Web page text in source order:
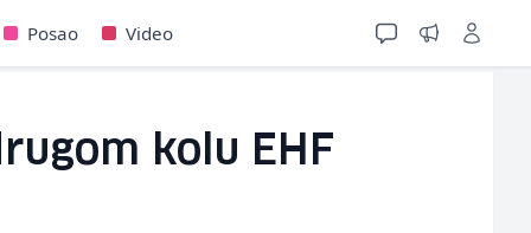
Posao Video
kolu EHF